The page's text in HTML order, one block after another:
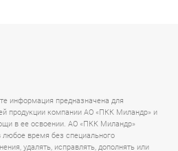
информация предназначена для
продукции компании АО «ПКК Миландр» и
в ее освоении. АО «ПКК Миландр»
любое время без специального
удалять, исправлять, дополнять или